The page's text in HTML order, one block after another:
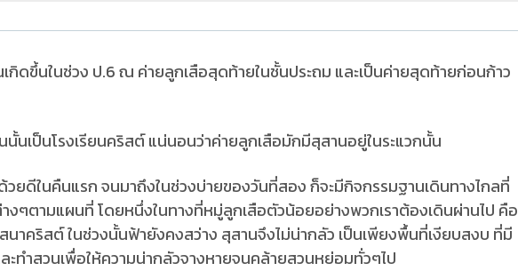
ขึ้นในช่วง ป.6 ณ ค่ายลูกเสือสุดท้ายในชั้นประถม และเป็นค่ายสุดท้ายก่อนก้าว
นั้นเป็นโรงเรียนคริสต์ แน่นอนว่าค่ายลูกเสือมักมีสุสานอยู่ในระแวกนั้น
ในคืนแรก จนมาถึงในช่วงบ่ายของวันที่สอง ก็จะมีกิจกรรมฐานเดินทางไกลที่
งๆตามแผนที่ โดยหนึ่งในทางที่หมู่ลูกเสือตัวน้อยอย่างพวกเราต้องเดินผ่านไป คือ
าคริสต์ ในช่วงนั้นฟ้ายังคงสว่าง สุสานจึงไม่น่ากลัว เป็นเพียงพื้นที่เงียบสงบ ที่มี
ะทำสวนเพื่อให้ความน่ากลัวจางหายจนคล้ายสวนหย่อมทั่วๆไป